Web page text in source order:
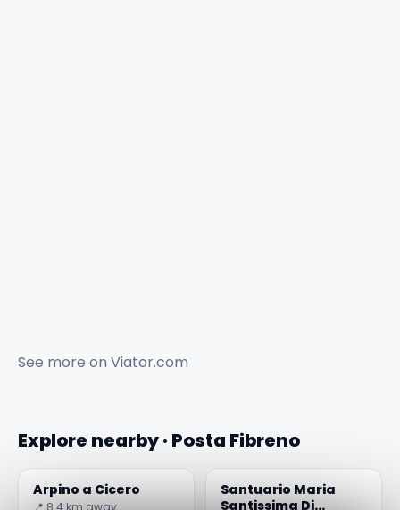
See more on Viator.com
Explore nearby · Posta Fibreno
Arpino a Cicero
Santuario Maria
Santissima Di